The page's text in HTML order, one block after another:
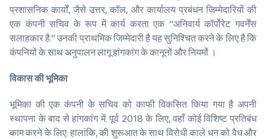
प्रशासनिक कार्यों, जैसे उत्तर, कॉल, और कार्यालय प्रबंधन जिम्मेदारियों की
एक कंपनी सचिव के रूप में कार्य करता एक “अनिवार्य कॉर्पोरेट गवर्नेंस
सलाहकार है.” उनकी प्राथमिक जिम्मेदारी है यह सुनिश्चित करने के लिए है कि
कंपनियों के साथ अनुपालन लागू हांगकांग के कानूनों और नियमों ।
विकासकीभूमिका
भूमिका की एक कंपनी के सचिव को काफी विकसित किया गया है अपनी
स्थापना के बाद से हांगकांग में. पूर्व 2018 के लिए, वहाँ कोई विशिष्ट प्रतिबंध
काम करने के लिए. हालांकि, की शुरूआत के साथ विरोधी काले धन को वैध और